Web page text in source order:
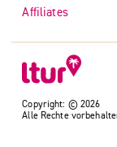
Copyright: © 2026
Alle Rechte
Affiliates